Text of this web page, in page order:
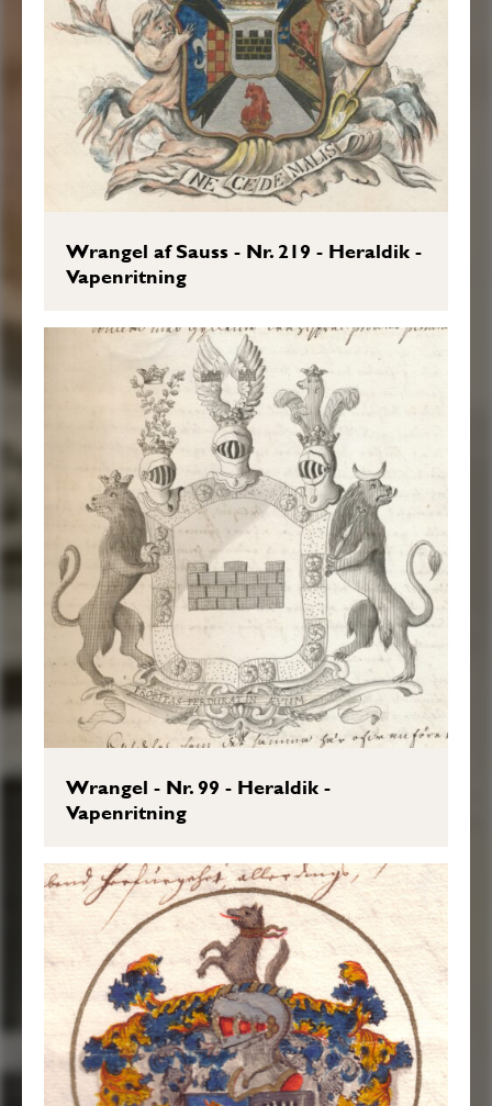
Wrangel af Sauss - Nr. 219 - Heraldik -
Vapenritning
Wrangel - Nr. 99 - Heraldik -
Vapenritning